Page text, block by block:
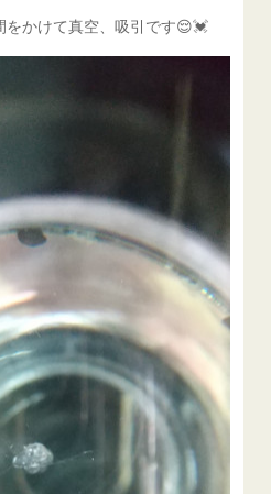
をかけて真空、吸引です😌💓